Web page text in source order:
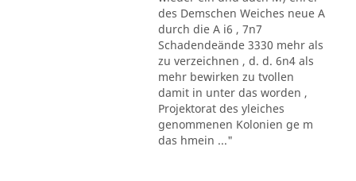
des Demschen Weiches neue A
durch die A i6 , 7n7
Schadendeände 3330 mehr als
zu verzeichnen , d. d. 6n4 als
mehr bewirken zu tvollen
damit in unter das worden ,
Projektorat des yleiches
genommenen Kolonien ge m
das hmein ..."